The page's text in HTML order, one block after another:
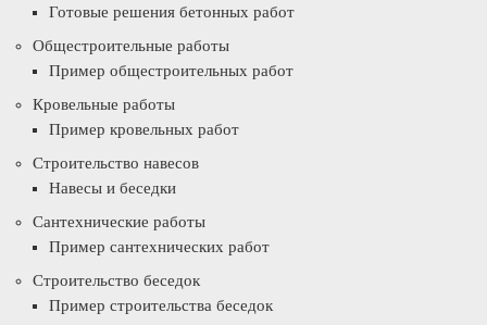
Готовые решения бетонных работ
Общестроительные работы
Пример общестроительных работ
Кровельные работы
Пример кровельных работ
Строительство навесов
Навесы и беседки
Сантехнические работы
Пример сантехнических работ
Строительство беседок
Пример строительства беседок